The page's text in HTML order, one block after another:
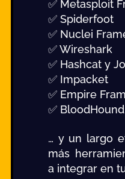
✅ Metasploit
✅ Spiderfoot
✅ Nuclei
✅ Wireshark
✅ Hashcat y
✅ Impacket
✅ Empire
✅ BloodHound
… y un largo
más
a integrar en